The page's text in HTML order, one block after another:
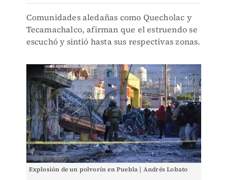
Comunidades aledañas como Quecholac y
Tecamachalco, afirman que el estruendo se
escuchó y sintió hasta sus respectivas zonas.
Explosión de un polvorín en Puebla | Andrés Lobato